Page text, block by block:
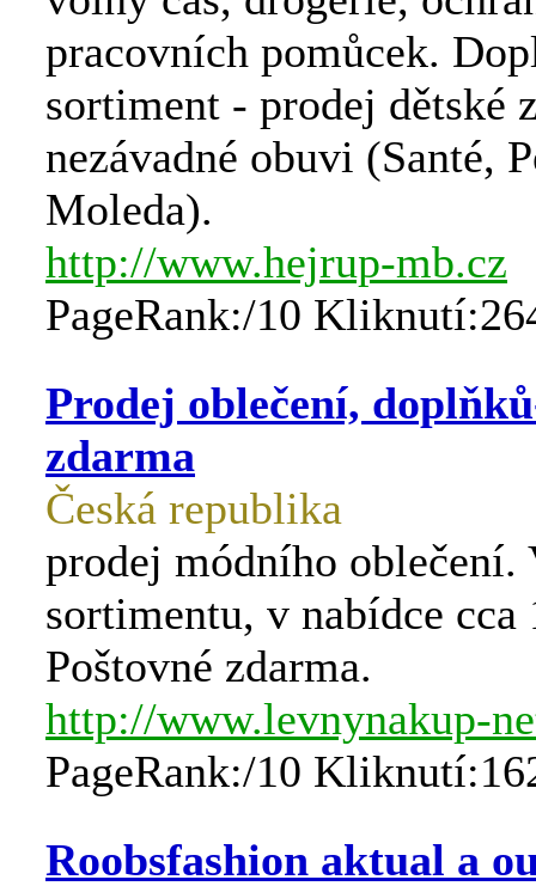
pracovních pomůcek.
sortiment - prodej dětské
nezávadné obuvi (Santé,
Moleda).
http://www.hejrup-mb.cz
PageRank:/10
Prodej oblečení,
zdarma
Česká republika
prodej módního oblečení.
sortimentu, v nabídce cca
Poštovné zdarma.
http://www.levnynakup-
PageRank:/10
Roobsfashion aktual a